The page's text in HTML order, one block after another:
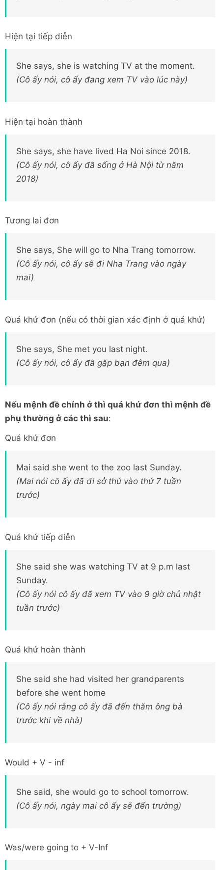
Hiện tại tiếp diễn
She says, she is watching TV at the moment.
(Cô ấy nói, cô ấy đang xem TV vào lúc này)
Hiện tại hoàn thành
She says, she have lived Ha Noi since 2018.
(Cô ấy nói, cô ấy đã sống ở Hà Nội từ năm
2018)
Tương lai đơn
She says, She will go to Nha Trang tomorrow.
(Cô ấy nói, cô ấy sẽ đi Nha Trang vào ngày
mai)
Quá khứ đơn (nếu có thời gian xác định ở quá khứ)
She says, She met you last night.
(Cô ấy nói, cô ấy đã gặp bạn đêm qua)
Nếu mệnh đề chính ở thì quá khứ đơn thì mệnh đề
phụ thường ở các thì sau:
Quá khứ đơn
Mai said she went to the zoo last Sunday.
(Mai nói cô ấy đã đi sở thú vào thứ 7 tuần
trước)
Quá khứ tiếp diễn
She said she was watching TV at 9 p.m last
Sunday.
(Cô ấy nói cô ấy đã xem TV vào 9 giờ chủ nhật
tuần trước)
Quá khứ hoàn thành
She said she had visited her grandparents
before she went home
(Cô ấy nói rằng cô ấy đã đến thăm ông bà
trước khi về nhà)
Would + V - inf
She said, she would go to school tomorrow.
(Cô ấy nói, ngày mai cô ấy sẽ đến trường)
Was/were going to + V-Inf